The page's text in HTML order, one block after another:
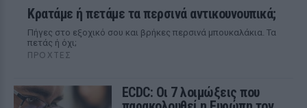
Κρατάμε ή πετάμε τα περσινά αντικουνουπικά;
Πήγες στο εξοχικό σου και βρήκες περσινά μπουκαλάκια. Τα
πετάς ή όχι;
ΠΡΟΧΤΈΣ
ECDC: Οι 7 λοιμώξεις που